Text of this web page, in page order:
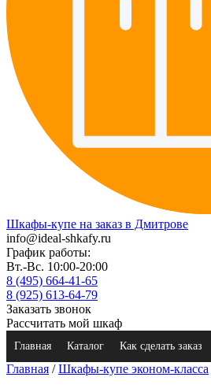
Шкафы-купе на заказ в Дмитрове
info@ideal-shkafy.ru
График работы:
Вт.-Вс. 10:00-20:00
8 (495) 664-41-65
8 (925) 613-64-79
Заказать звонок
Рассчитать мой шкаф
Главная Каталог Как сделать заказ
Главная /Шкафы-купе эконом-класса